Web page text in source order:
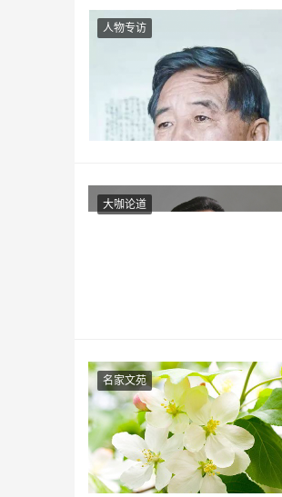
人物专访
大咖论道
名家文苑